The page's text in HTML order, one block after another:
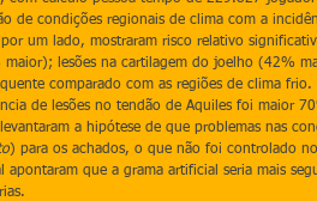
de condições regionais de clima com a
um lado, mostraram risco relativo
lesões na cartilagem do joelho (42%
comparado com as regiões de clima frio.
de lesões no tendão de Aquiles foi maior
a hipótese de que problemas nas
) para os achados, o que não foi controlado
apontaram que a grama artificial seria mais